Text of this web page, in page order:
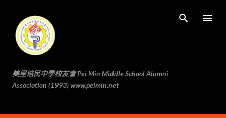
美里培民中學校友會 Pei Min Middle School Alumni
Association (1993) www.peimin.net